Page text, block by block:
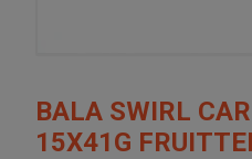
BALA SWIRL
15X41G